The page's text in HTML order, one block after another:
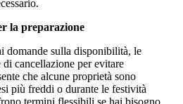
la preparazione
domande sulla disponibilità, le
cancellazione per evitare
che alcune proprietà sono
più freddi o durante le festività